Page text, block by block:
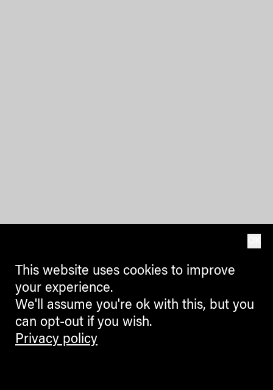
This website uses cookies to improve
your experience.
We'll assume you're ok with this, but you
can opt-out if you wish.
Privacy policy